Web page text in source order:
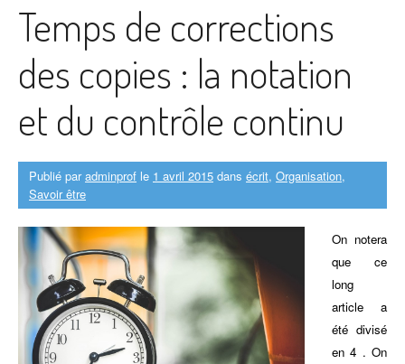
Temps de corrections
des copies : la notation
et du contrôle continu
Publié paradminprof le 1 avril 2015 dans écrit, Organisation,
Savoir être
On notera
que ce
long
article a
été divisé
en 4 . On